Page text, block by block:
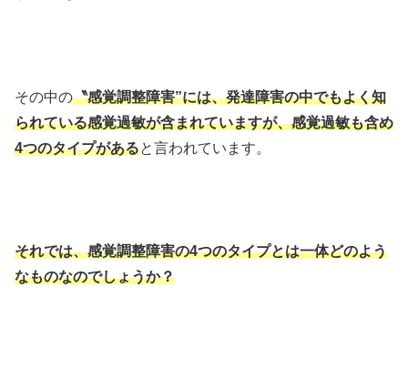
その中の〝感覚調整障害”には、発達障害の中でもよく知
られている感覚過敏が含まれていますが、感覚過敏も含め
4つのタイプがあると言われています。
それでは、感覚調整障害の4つのタイプとは一体どのよう
なものなのでしょうか？